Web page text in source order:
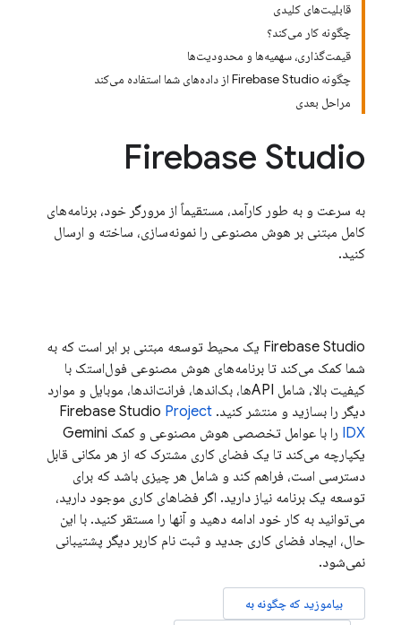
قابلیت‌های کلیدی
چگونه کار می‌کند؟
قیمت‌گذاری، سهمیه‌ها و محدودیت‌ها
چگونه Firebase Studio از داده‌های شما استفاده می‌کند
مراحل بعدی
Firebase Studio
به سرعت و به طور کارآمد، مستقیماً از مرورگر خود، برنامه‌های
کامل مبتنی بر هوش مصنوعی را نمونه‌سازی، ساخته و ارسال
کنید.
Firebase Studio یک محیط توسعه مبتنی بر ابر است که به
شما کمک می‌کند تا برنامه‌های هوش مصنوعی فول‌استک با
کیفیت بالا، شامل APIها، بک‌اندها، فرانت‌اندها، موبایل و موارد
دیگر را بسازید و منتشر کنید.
Firebase Studio Project
IDX را با عوامل تخصصی هوش مصنوعی و کمک Gemini
یکپارچه می‌کند تا یک فضای کاری مشترک که از هر مکانی قابل
دسترسی است، فراهم کند و شامل هر چیزی باشد که برای
توسعه یک برنامه نیاز دارید. اگر فضاهای کاری موجود دارید،
می‌توانید به کار خود ادامه دهید و آنها را مستقر کنید. با این
حال، ایجاد فضای کاری جدید و ثبت نام کاربر دیگر پشتیبانی
نمی‌شود.
بیاموزید که چگونه به